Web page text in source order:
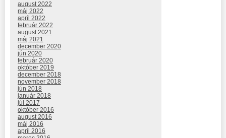
august 2022
máj 2022
apríl 2022
február 2022
august 2021
máj 2021
december 2020
jún 2020
február 2020
október 2019
december 2018
november 2018
jún 2018
január 2018
júl 2017
október 2016
august 2016
máj 2016
apríl 2016